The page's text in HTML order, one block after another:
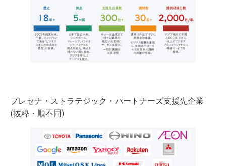
プレセナ・ストラテジック・パートナーズ支援先企業
(抜粋・順不同)